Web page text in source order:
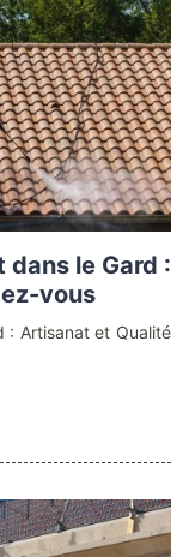
le Gard :
vous
: Artisanat et Qualité